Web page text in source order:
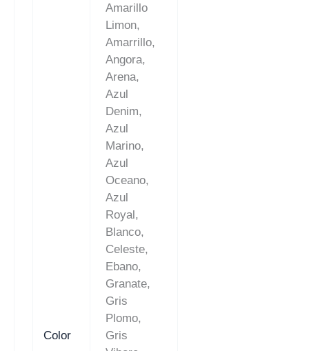
Color
Amarillo
Limon,
Amarrillo,
Angora,
Arena,
Azul
Denim,
Azul
Marino,
Azul
Oceano,
Azul
Royal,
Blanco,
Celeste,
Ebano,
Granate,
Gris
Plomo,
Gris